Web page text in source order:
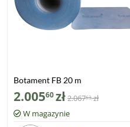
Botament FB 20 m
2.00560zł2.06763 zł
W magazynie